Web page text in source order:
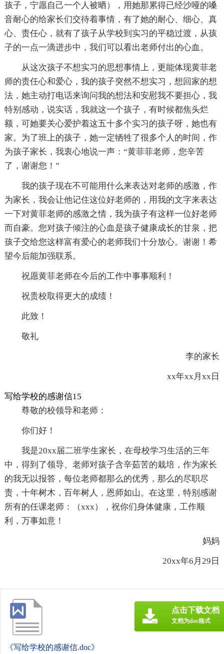
孩子，宁愿自己一个人被晒），用她那累得已经沙哑的嗓
音耐心的给家长们交待着事情，有了她的耐心、细心、真
心、责任心，就有了孩子从学校到实习的平稳过渡，从孩
子的一点一滴进步中，我们可以看出老师付出的心血。
从这次孩子不想实习的思想事情上，更能体现黄菲老
师的责任心和爱心，我的孩子突然不想实习，想回家的想
法，她主动打电话来询问我的想法和安慰我不要担心，我
特别感动，说实话，我就这一个孩子，有时候都焦头烂
额，可她要关心爱护着这五十多个实习的孩子呀，她也有
家。为了班上的孩子，她一定牺牲了很多个人的时间，作
为孩子家长，我衷心地说一声：“黄菲菲老师，您辛苦
了，谢谢您！”
我的孩子现在不可能用什么来表达对老师的感激，作
为家长，我会让他记住这位好老师的，用我的文字来表达
一下对黄菲老师的感激之情，我为孩子有这样一位好老师
而自豪。您对孩子倾注的心血是孩子健康成长的甘泉，把
孩子交给您这样富有爱心的老师我们十分放心。谢谢！希
望今后能加强联系。
祝愿黄菲老师在今后的工作中事事顺利！
祝贵校取得更大的成绩！
此致！
敬礼
李的家长
xx年xx月xx日
写给学校的感谢信15
尊敬的校领导和老师：
你们好！
我是20xx届二班学生家长，在母校学习生活的三年
中，得到了领导、老师对孩子含辛茹苦的栽培，作为家长
的我无以报答，每位老师都那么的优秀，那么的尽职尽
责，十年树木，百年树人，恩师如山。在这里，特别感谢
所有的任课老师：（xxx），祝你们身体健康，工作顺
利，万事如意！
妈妈
20xx年6月29日
《写给学校的感谢信.doc》
点击下载文档
文档为doc格式